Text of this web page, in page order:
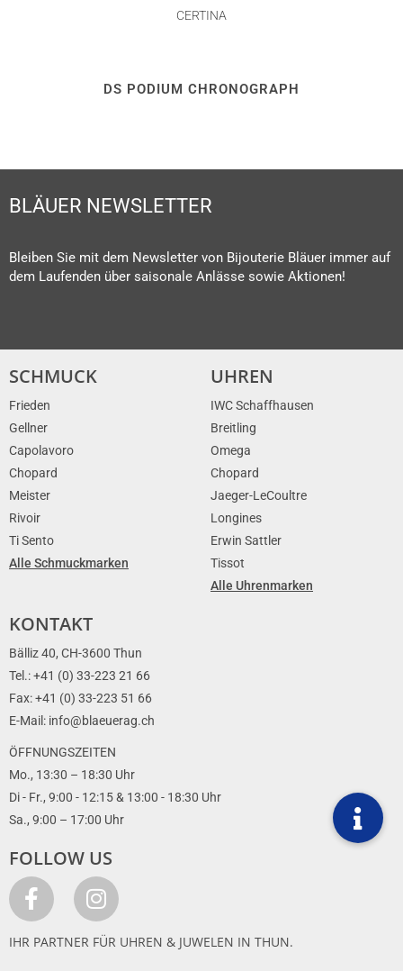
CERTINA
DS PODIUM CHRONOGRAPH
BLÄUER NEWSLETTER
Bleiben Sie mit dem Newsletter von Bijouterie Bläuer immer auf
dem Laufenden über saisonale Anlässe sowie Aktionen!
SCHMUCK
Frieden
Gellner
Capolavoro
Chopard
Meister
Rivoir
Ti Sento
Alle Schmuckmarken
UHREN
IWC Schaffhausen
Breitling
Omega
Chopard
Jaeger-LeCoultre
Longines
Erwin Sattler
Tissot
Alle Uhrenmarken
KONTAKT
Bälliz 40, CH-3600 Thun
Tel.: +41 (0) 33-223 21 66
Fax: +41 (0) 33-223 51 66
E-Mail: info@blaeuerag.ch
ÖFFNUNGSZEITEN
Mo., 13:30 – 18:30 Uhr
Di - Fr., 9:00 - 12:15 & 13:00 - 18:30 Uhr
Sa., 9:00 – 17:00 Uhr
FOLLOW US
IHR PARTNER FÜR UHREN & JUWELEN IN THUN.